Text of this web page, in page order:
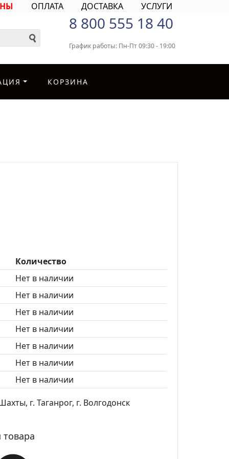
ОПЛАТА ДОСТАВКА УСЛУГИ
8 800 555 18 40
График работы: Пн-Пт 09:30 - 19:00
КОРЗИНА
Количество
Нет в наличии
Нет в наличии
Нет в наличии
Нет в наличии
Нет в наличии
Нет в наличии
Нет в наличии
г. Таганрог, г. Волгодонск